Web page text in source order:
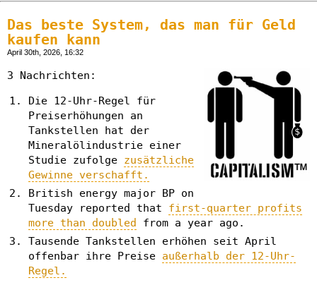
Das beste System, das man für Geld
kaufen kann
April 30th, 2026, 16:32
3 Nachrichten:
Die 12-Uhr-Regel für
Preiserhöhungen an
Tankstellen hat der
Mineralölindustrie einer
Studie zufolge zusätzliche
Gewinne verschafft.
British energy major BP on
Tuesday reported that first-quarter profits
more than doubled
from a year ago.
Tausende Tankstellen erhöhen seit April
offenbar ihre Preise außerhalb der 12-Uhr-
Regel.